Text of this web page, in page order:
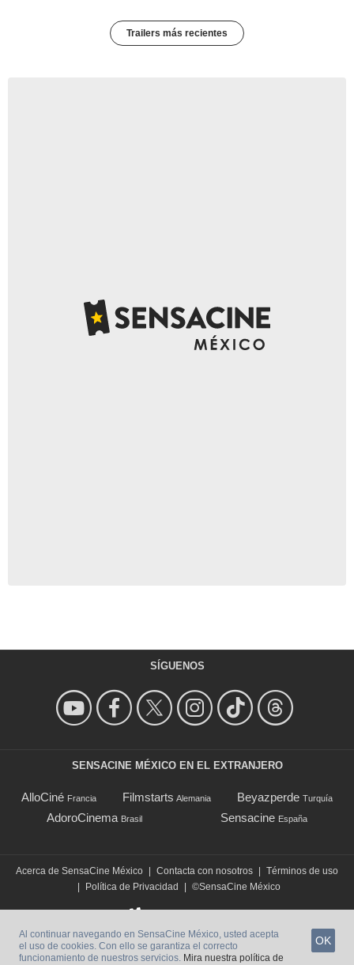
Trailers más recientes
SÍGUENOS
SENSACINE MÉXICO EN EL EXTRANJERO
AlloCiné Francia Filmstarts Alemania Beyazperde Turquía
AdoroCinema Brasil Sensacine España
Acerca de SensaCine México Contacta con nosotros
Términos de uso
Política de Privacidad ©SensaCine México
Al continuar navegando en SensaCine México, usted acepta
el uso de cookies. Con ello se garantiza el correcto
funcionamiento de nuestros servicios. Mira nuestra política de
OK